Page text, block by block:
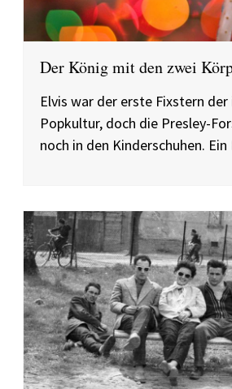
Der König mit den zwei
Elvis war der erste Fixstern
Popkultur, doch die Presley-
noch in den Kinderschuhen. Ein